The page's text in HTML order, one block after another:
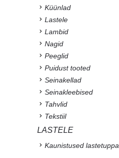
Küünlad
Lastele
Lambid
Nagid
Peeglid
Puidust tooted
Seinakellad
Seinakleebised
Tahvlid
Tekstiil
LASTELE
Kaunistused lastetuppa